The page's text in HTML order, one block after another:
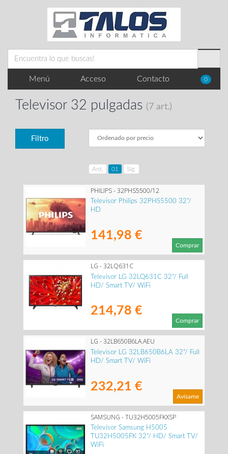
Menú Acceso Contacto 0
Televisor 32 pulgadas (7 art.)
Filtro
Ant. 01 Sig.
PHILIPS - 32PHS5500/12
Televisor Philips 32PHS5500 32"/
HD
141,98 €
Comprar
LG - 32LQ631C
Televisor LG 32LQ631C 32"/ Full
HD/ Smart TV/ WiFi
214,78 €
Comprar
LG - 32LB650B6LA.AEU
Televisor LG 32LB650B6LA 32"/ Full
HD/ Smart TV/ WiFi
232,21 €
Avísame
SAMSUNG - TU32H5005FKXSP
Televisor Samsung H5005
TU32H5005FK 32"/ HD/ Smart TV/
WiFi